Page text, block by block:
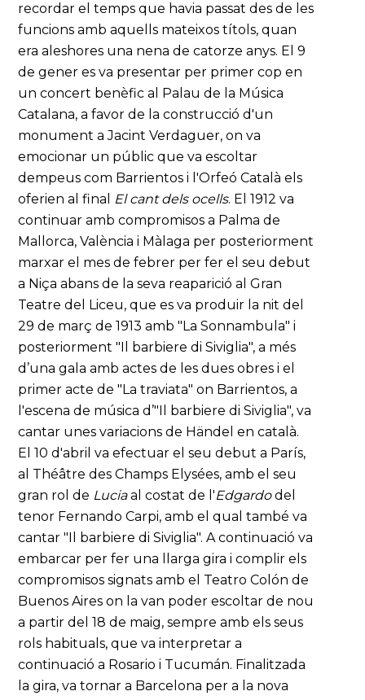
recordar el temps que havia passat des de les
funcions amb aquells mateixos títols, quan
era aleshores una nena de catorze anys. El 9
de gener es va presentar per primer cop en
un concert benèfic al Palau de la Música
Catalana, a favor de la construcció d'un
monument a Jacint Verdaguer, on va
emocionar un públic que va escoltar
dempeus com Barrientos i l'Orfeó Català els
oferien al final El cant dels ocells. El 1912 va
continuar amb compromisos a Palma de
Mallorca, València i Màlaga per posteriorment
marxar el mes de febrer per fer el seu debut
a Niça abans de la seva reaparició al Gran
Teatre del Liceu, que es va produir la nit del
29 de març de 1913 amb "La Sonnambula" i
posteriorment "Il barbiere di Siviglia", a més
d’una gala amb actes de les dues obres i el
primer acte de "La traviata" on Barrientos, a
l'escena de música d’"Il barbiere di Siviglia", va
cantar unes variacions de Händel en català.
El 10 d'abril va efectuar el seu debut a París,
al Théâtre des Champs Elysées, amb el seu
gran rol de Luciaal costat de l'Edgardodel
tenor Fernando Carpi, amb el qual també va
cantar "Il barbiere di Siviglia". A continuació va
embarcar per fer una llarga gira i complir els
compromisos signats amb el Teatro Colón de
Buenos Aires on la van poder escoltar de nou
a partir del 18 de maig, sempre amb els seus
rols habituals, que va interpretar a
continuació a Rosario i Tucumán. Finalitzada
la gira, va tornar a Barcelona per a la nova